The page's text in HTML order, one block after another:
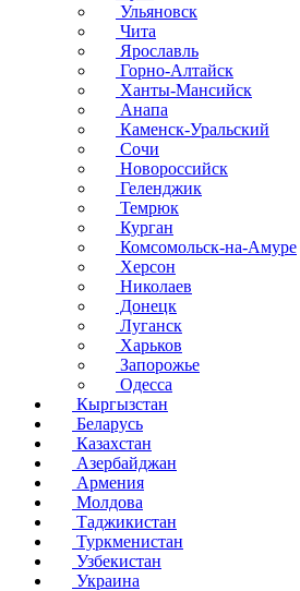
Ульяновск
Чита
Ярославль
Горно-Алтайск
Ханты-Мансийск
Анапа
Каменск-Уральский
Сочи
Новороссийск
Геленджик
Темрюк
Курган
Комсомольск-на-Амуре
Херсон
Николаев
Донецк
Луганск
Харьков
Запорожье
Одесса
Кыргызстан
Беларусь
Казахстан
Азербайджан
Армения
Молдова
Таджикистан
Туркменистан
Узбекистан
Украина